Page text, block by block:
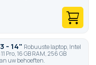
- 14" Robuuste laptop, Intel
Pro, 16 GB RAM, 256 GB
uw behoeften.